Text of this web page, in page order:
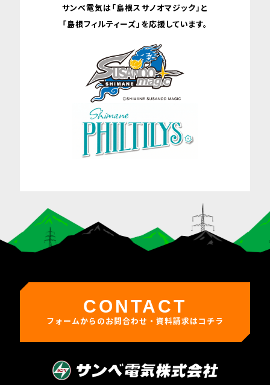
サンべ電気は「島根スサノオマジック」と
「島根フィルティーズ」を応援しています。
CONTACT
フォームからのお問合わせ・資料請求はコチラ